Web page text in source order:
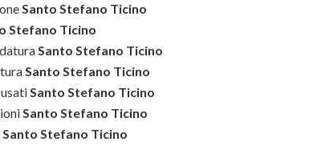
Santo Stefano Ticino
Stefano Ticino
Santo Stefano Ticino
Santo Stefano Ticino
Santo Stefano Ticino
Santo Stefano Ticino
Santo Stefano Ticino